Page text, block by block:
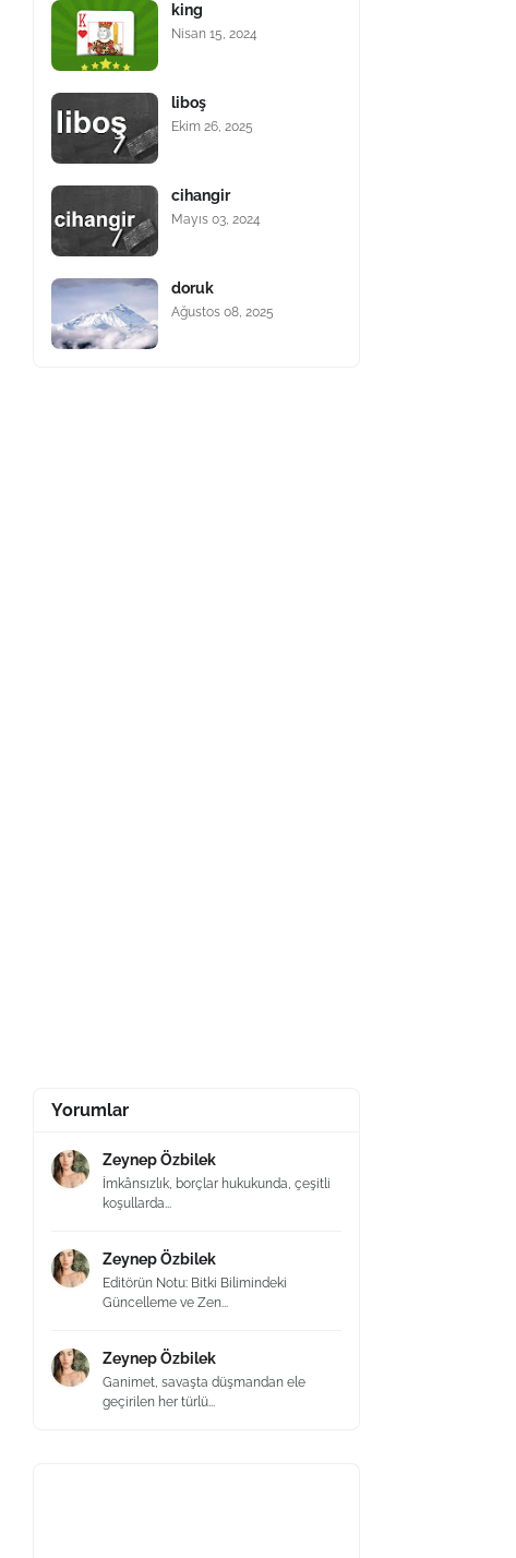
king
Nisan 15, 2024
liboş
Ekim 26, 2025
cihangir
Mayıs 03, 2024
doruk
Ağustos 08, 2025
Yorumlar
Zeynep Özbilek
İmkânsızlık, borçlar hukukunda, çeşitli
koşullarda...
Zeynep Özbilek
Editörün Notu: Bitki Bilimindeki
Güncelleme ve Zen...
Zeynep Özbilek
Ganimet, savaşta düşmandan ele
geçirilen her türlü...